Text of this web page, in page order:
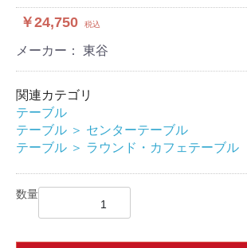
￥24,750 税込
メーカー： 東谷
関連カテゴリ
テーブル
テーブル ＞ センターテーブル
テーブル ＞ ラウンド・カフェテーブル
数量